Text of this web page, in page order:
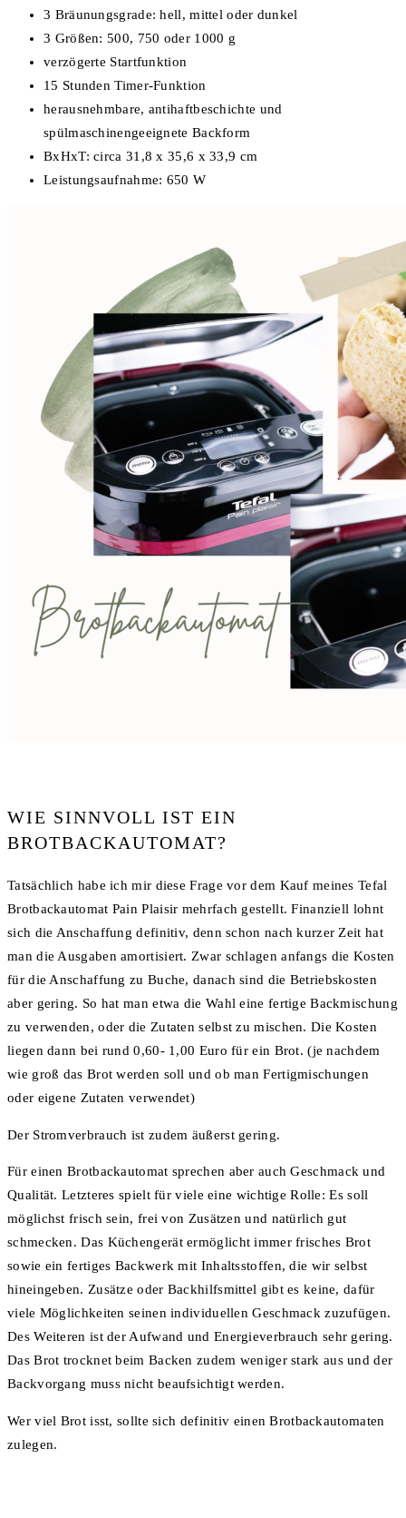
3 Bräunungsgrade: hell, mittel oder dunkel
3 Größen: 500, 750 oder 1000 g
verzögerte Startfunktion
15 Stunden Timer-Funktion
herausnehmbare, antihaftbeschichte und
spülmaschinengeeignete Backform
BxHxT: circa 31,8 x 35,6 x 33,9 cm
Leistungsaufnahme: 650 W
WIE SINNVOLL IST EIN
BROTBACKAUTOMAT?
Tatsächlich habe ich mir diese Frage vor dem Kauf meines Tefal
Brotbackautomat Pain Plaisir mehrfach gestellt. Finanziell lohnt
sich die Anschaffung definitiv, denn schon nach kurzer Zeit hat
man die Ausgaben amortisiert. Zwar schlagen anfangs die Kosten
für die Anschaffung zu Buche, danach sind die Betriebskosten
aber gering. So hat man etwa die Wahl eine fertige Backmischung
zu verwenden, oder die Zutaten selbst zu mischen. Die Kosten
liegen dann bei rund 0,60- 1,00 Euro für ein Brot. (je nachdem
wie groß das Brot werden soll und ob man Fertigmischungen
oder eigene Zutaten verwendet)
Der Stromverbrauch ist zudem äußerst gering.
Für einen Brotbackautomat sprechen aber auch Geschmack und
Qualität. Letzteres spielt für viele eine wichtige Rolle: Es soll
möglichst frisch sein, frei von Zusätzen und natürlich gut
schmecken. Das Küchengerät ermöglicht immer frisches Brot
sowie ein fertiges Backwerk mit Inhaltsstoffen, die wir selbst
hineingeben. Zusätze oder Backhilfsmittel gibt es keine, dafür
viele Möglichkeiten seinen individuellen Geschmack zuzufügen.
Des Weiteren ist der Aufwand und Energieverbrauch sehr gering.
Das Brot trocknet beim Backen zudem weniger stark aus und der
Backvorgang muss nicht beaufsichtigt werden.
Wer viel Brot isst, sollte sich definitiv einen Brotbackautomaten
zulegen.